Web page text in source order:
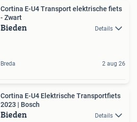
Cortina E-U4 Transport elektrische fiets
- Zwart
Bieden Details
Breda 2 aug 26
Cortina E-U4 Elektrische Transportfiets
2023 | Bosch
Bieden Details